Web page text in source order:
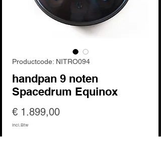
Productcode: NITRO094
handpan 9 noten
Spacedrum Equinox
€ 1.899,00Prijs
incl.Btw